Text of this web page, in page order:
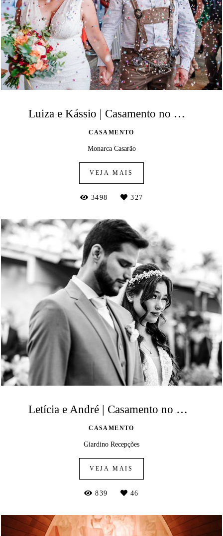
Luiza e Kássio | Casamento no Monarca Casarão
CASAMENTO
Monarca Casarão
VEJA MAIS
3498 327
Letícia e André | Casamento no Giardino Recepções
CASAMENTO
Giardino Recepções
VEJA MAIS
839 46